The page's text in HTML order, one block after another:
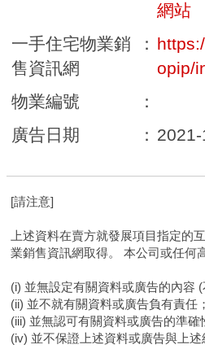
網站
一手住宅物業銷
售資訊網
：
opip/
物業編號
：
廣告日期
：
[請注意]
上述資料在賣方就發展項目指定的
業銷售資訊網取得。 本公司或任何
(i) 並無設定有關資料或廣告的內容
(ii) 並不就有關資料或廣告負有責任
(iii) 並無認可有關資料或廣告的準確
(iv) 並不保證上述資料或廣告與上